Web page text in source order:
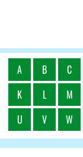
A B C
K
L M
U
V W